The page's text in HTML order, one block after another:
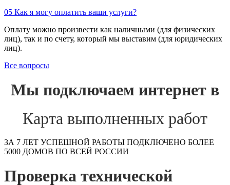
05 Как я могу оплатить ваши услуги?
Оплату можно произвести как наличными (для физических
лиц), так и по счету, который мы выставим (для юридических
лиц).
Все вопросы
Мы подключаем интернет в
Карта выполненных работ
ЗА 7 ЛЕТ УСПЕШНОЙ РАБОТЫ ПОДКЛЮЧЕНО БОЛЕЕ
5000 ДОМОВ ПО ВСЕЙ РОССИИ
Проверка технической